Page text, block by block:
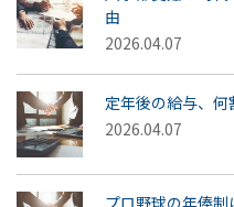
由
2026.04.07
定年後の給与、
2026.04.07
プロ野球の年俸制